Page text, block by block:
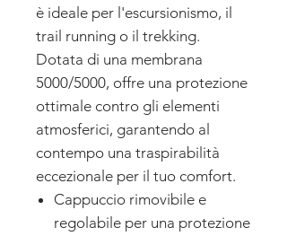
è ideale per l'escursionismo, il
trail running o il trekking.
Dotata di una membrana
5000/5000, offre una protezione
ottimale contro gli elementi
atmosferici, garantendo al
contempo una traspirabilità
eccezionale per il tuo comfort.
Cappuccio rimovibile e
regolabile per una protezione